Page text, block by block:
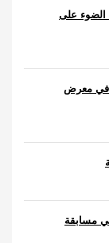
الضوء على
في معرض
مسابقة